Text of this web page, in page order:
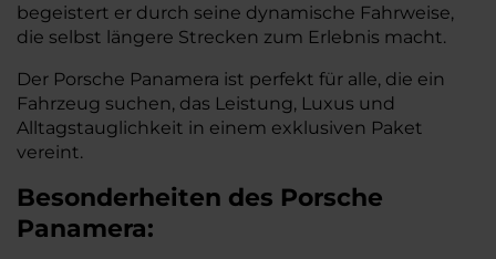
begeistert er durch seine dynamische Fahrweise,
die selbst längere Strecken zum Erlebnis macht.
Der Porsche Panamera ist perfekt für alle, die ein
Fahrzeug suchen, das Leistung, Luxus und
Alltagstauglichkeit in einem exklusiven Paket
vereint.
Besonderheiten des Porsche
Panamera: